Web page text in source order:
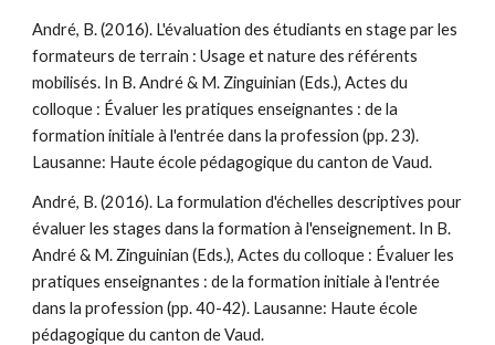
André, B. (2016). L'évaluation des étudiants en stage par les
formateurs de terrain : Usage et nature des référents
mobilisés. In B. André & M. Zinguinian (Eds.), Actes du
colloque : Évaluer les pratiques enseignantes : de la
formation initiale à l'entrée dans la profession (pp. 23).
Lausanne: Haute école pédagogique du canton de Vaud.
André, B. (2016). La formulation d'échelles descriptives pour
évaluer les stages dans la formation à l'enseignement. In B.
André & M. Zinguinian (Eds.), Actes du colloque : Évaluer les
pratiques enseignantes : de la formation initiale à l'entrée
dans la profession (pp. 40-42). Lausanne: Haute école
pédagogique du canton de Vaud.